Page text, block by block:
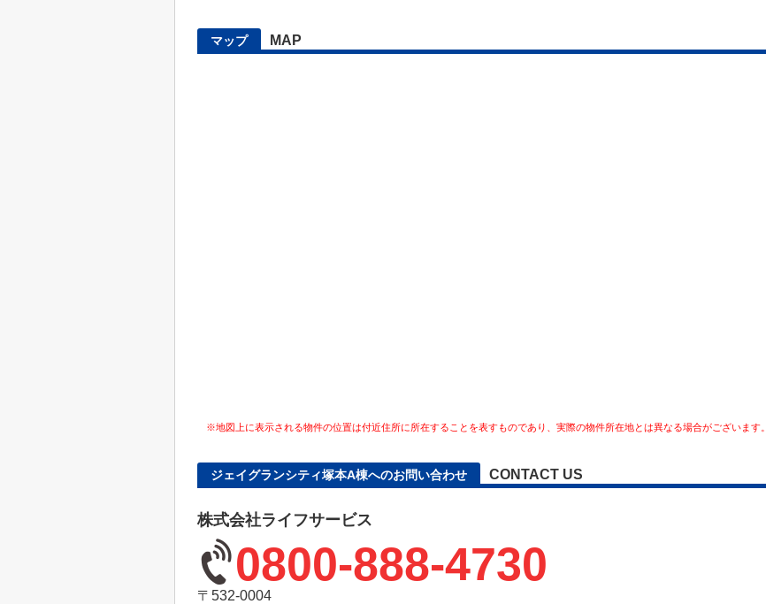
マップ MAP
※地図上に表示される物件の位置は付近住所に所在することを表すものであり、実際の物件所在地とは異なる場合がございます。
ジェイグランシティ塚本A棟へのお問い合わせ CONTACT US
株式会社ライフサービス
0800-888-4730
〒532-0004